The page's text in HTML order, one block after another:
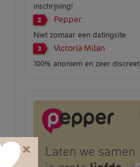
inschrijving!
2 Pepper
Niet zomaar een datingsite
3 Victoria Milan
100% anoniem en zeer discreet
×